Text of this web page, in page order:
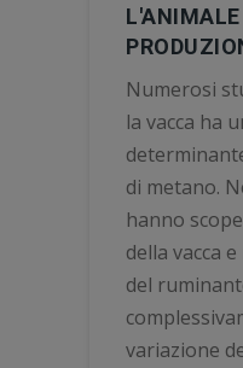
Numerosi
la vacca ha
di metano.
hanno
della vacca
del
variazione